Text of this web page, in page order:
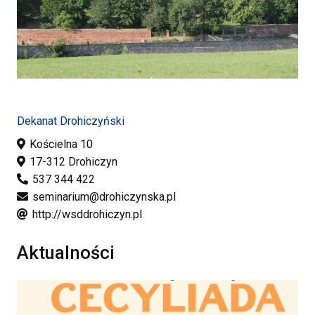
Dekanat Drohiczyński
Kościelna 10
17-312 Drohiczyn
537 344 422
seminarium@drohiczynska.pl
http://wsddrohiczyn.pl
Aktualności